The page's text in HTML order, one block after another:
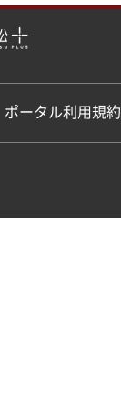
ポータル利用規約